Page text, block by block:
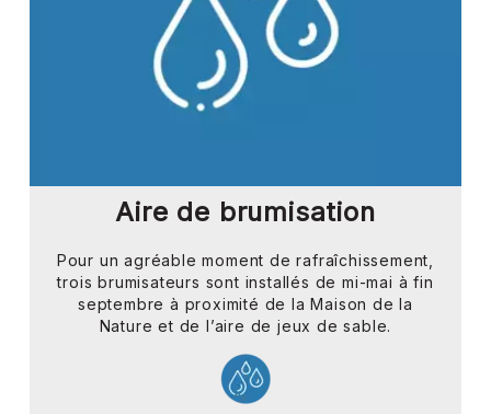
Aire de brumisation
Pour un agréable moment de rafraîchissement,
trois brumisateurs sont installés de mi-mai à fin
septembre à proximité de la Maison de la
Nature et de l’aire de jeux de sable.